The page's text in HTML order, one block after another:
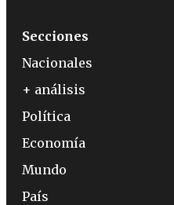
Secciones
Nacionales
+ análisis
Política
Economía
Mundo
País